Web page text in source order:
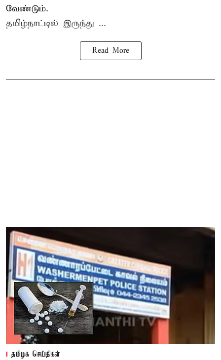
வேண்டும்.
தமிழ்நாட்டில் இருந்து ...
Read More
தமிழக செய்திகள்